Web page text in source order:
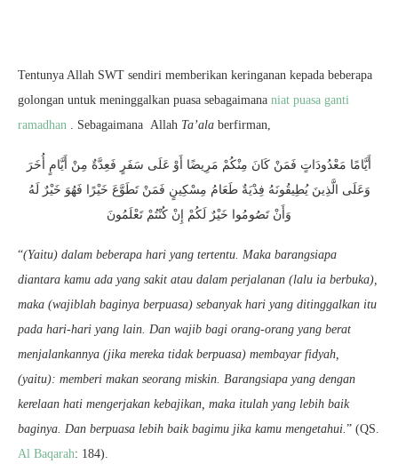
Tentunya Allah SWT sendiri memberikan keringanan kepada beberapa
golongan untuk meninggalkan puasa sebagaimana niat puasa ganti
ramadhan . Sebagaimana Allah Ta’ala berfirman,
أَيَّامًا مَعْدُودَاتٍ فَمَنْ كَانَ مِنْكُمْ مَرِيضًا أَوْ عَلَى سَفَرٍ فَعِدَّةٌ مِنْ أَيَّامٍ أُخَرَ
وَعَلَى الَّذِينَ يُطِيقُونَهُ فِدْيَةٌ طَعَامُ مِسْكِينٍ فَمَنْ تَطَوَّعَ خَيْرًا فَهُوَ خَيْرٌ لَهُ
وَأَنْ تَصُومُوا خَيْرٌ لَكُمْ إِنْ كُنْتُمْ تَعْلَمُونَ
“(Yaitu) dalam beberapa hari yang tertentu. Maka barangsiapa
diantara kamu ada yang sakit atau dalam perjalanan (lalu ia berbuka),
maka (wajiblah baginya berpuasa) sebanyak hari yang ditinggalkan itu
pada hari-hari yang lain. Dan wajib bagi orang-orang yang berat
menjalankannya (jika mereka tidak berpuasa) membayar fidyah,
(yaitu): memberi makan seorang miskin. Barangsiapa yang dengan
kerelaan hati mengerjakan kebajikan, maka itulah yang lebih baik
baginya. Dan berpuasa lebih baik bagimu jika kamu mengetahui.” (QS.
Al Baqarah: 184).